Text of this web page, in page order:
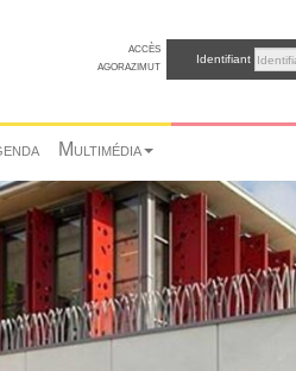
accès
agorazimut
Identifiant
Multimédia